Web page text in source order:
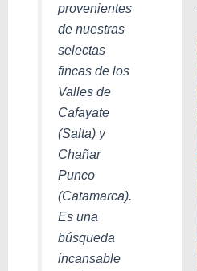
provenientes
de nuestras
selectas
fincas de los
Valles de
Cafayate
(Salta) y
Chañar
Punco
(Catamarca).
Es una
búsqueda
incansable